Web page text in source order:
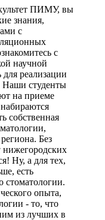
ПИМУ, вы
знания,
с
с
научной
реализации
Наши студенты
на приеме
собственная
Без
нижегородских
Ну, а для тех,
есть
стоматологии.
опыта,
- то, что
из лучших в